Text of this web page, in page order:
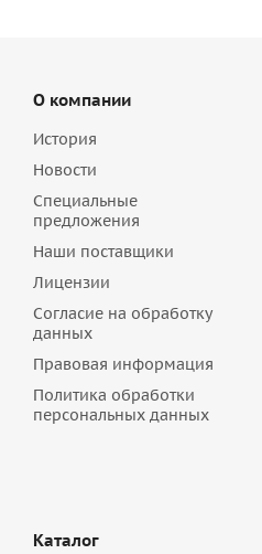
О компании
История
Новости
Специальные
предложения
Наши поставщики
Лицензии
Согласие на обработку
данных
Правовая информация
Политика обработки
персональных данных
Каталог